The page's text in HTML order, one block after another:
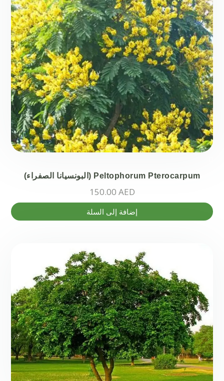
على
صفحة
المنتج
Peltophorum Pterocarpum (البونسيانا الصفراء)
150.00 AED
إضافة إلى السلة